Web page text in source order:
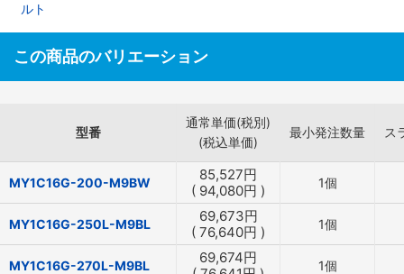
ルト
この商品のバリエーション
型番
通常単価(税別)
(税込単価)
最小発注数量 ス
MY1C16G-200-M9BW 85,527円
( 94,080円 ) 1個
MY1C16G-250L-M9BL 69,673円
( 76,640円 ) 1個
MY1C16G-270L-M9BL 69,674円
1個